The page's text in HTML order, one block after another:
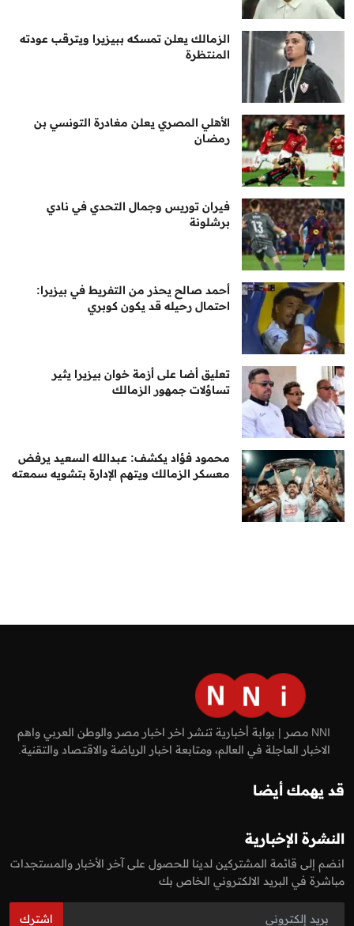
الزمالك يعلن تمسكه ببيزيرا ويترقب عودته
المنتظرة
الأهلي المصري يعلن مغادرة التونسي بن
رمضان
فيران توريس وجمال التحدي في نادي
برشلونة
أحمد صالح يحذر من التفريط في بيزيرا:
احتمال رحيله قد يكون كوبري
تعليق أضا على أزمة خوان بيزيرا يثير
تساؤلات جمهور الزمالك
محمود فؤاد يكشف: عبدالله السعيد يرفض
معسكر الزمالك ويتهم الإدارة بتشويه سمعته
NNI مصر | بوابة أخبارية تنشر اخر اخبار مصر والوطن العربي واهم
الاخبار العاجلة في العالم، ومتابعة اخبار الرياضة والاقتصاد والتقنية.
قد يهمك أيضا
النشرة الإخبارية
انضم إلى قائمة المشتركين لدينا للحصول على آخر الأخبار والمستجدات
مباشرة في البريد الالكتروني الخاص بك
اشترك